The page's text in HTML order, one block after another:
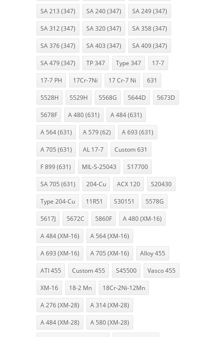
SA 213 (347) SA 240 (347) SA 249 (347)
SA 312 (347) SA 320 (347) SA 358 (347)
SA 376 (347) SA 403 (347) SA 409 (347)
SA 479 (347) TP 347 Type 347 17-7
17-7 PH 17Cr-7Ni 17 Cr-7 Ni 631
5528H 5529H 5568G 5644D 5673D
5678F A 480 (631) A 484 (631)
A 564 (631) A 579 (62) A 693 (631)
A 705 (631) AL 17-7 Custom 631
F 899 (631) MIL-S-25043 S17700
SA 705 (631) 204-Cu ACX 120 S20430
Type 204-Cu 11R51 S30151 5578G
5617J 5672C 5860F A 480 (XM-16)
A 484 (XM-16) A 564 (XM-16)
A 693 (XM-16) A 705 (XM-16) Alloy 455
ATI 455 Custom 455 S45500 Vasco 455
XM-16 18-2 Mn 18Cr-2Ni-12Mn
A 276 (XM-28) A 314 (XM-28)
A 484 (XM-28) A 580 (XM-28)